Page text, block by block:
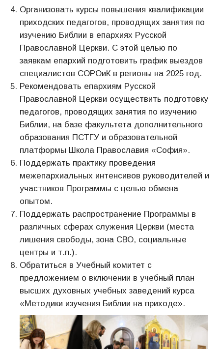
Организовать курсы повышения квалификации
приходских педагогов, проводящих занятия по
изучению Библии в епархиях Русской
Православной Церкви. С этой целью по
заявкам епархий подготовить график выездов
специалистов СОРОиК в регионы на 2025 год.
Рекомендовать епархиям Русской
Православной Церкви осуществить подготовку
педагогов, проводящих занятия по изучению
Библии, на базе факультета дополнительного
образования ПСТГУ и образовательной
платформы Школа Православия «София».
Поддержать практику проведения
межепархиальных интенсивов руководителей и
участников Программы с целью обмена
опытом.
Поддержать распространение Программы в
различных сферах служения Церкви (места
лишения свободы, зона СВО, социальные
центры и т.п.).
Обратиться в Учебный комитет с
предложением о включении в учебный план
высших духовных учебных заведений курса
«Методики изучения Библии на приходе».